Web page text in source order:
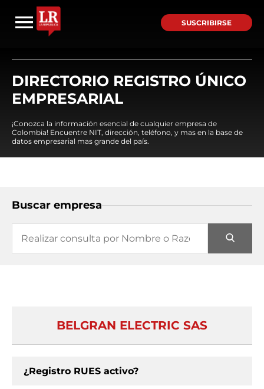
SUSCRIBIRSE
DIRECTORIO REGISTRO ÚNICO
EMPRESARIAL
¡Conozca la información esencial de cualquier empresa de
Colombia! Encuentre NIT, dirección, teléfono, y mas en la base de
datos empresarial mas grande del país.
Buscar empresa
BELGRAN ELECTRIC SAS
¿Registro RUES activo?